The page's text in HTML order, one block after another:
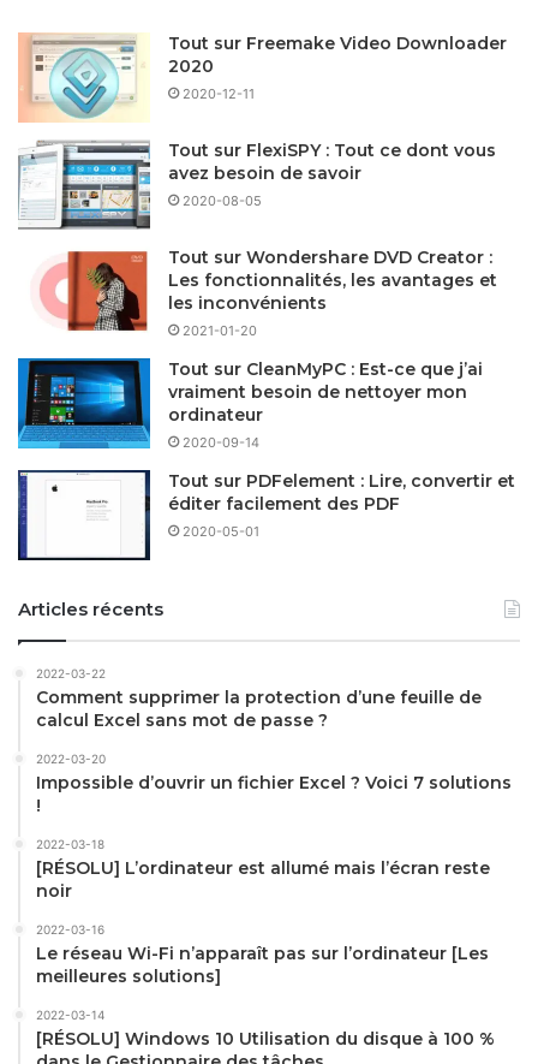
Tout sur Freemake Video Downloader
2020
2020-12-11
Tout sur FlexiSPY : Tout ce dont vous
avez besoin de savoir
2020-08-05
Tout sur Wondershare DVD Creator :
Les fonctionnalités, les avantages et
les inconvénients
2021-01-20
Tout sur CleanMyPC : Est-ce que j’ai
vraiment besoin de nettoyer mon
ordinateur
2020-09-14
Tout sur PDFelement : Lire, convertir et
éditer facilement des PDF
2020-05-01
Articles récents
2022-03-22
Comment supprimer la protection d’une feuille de
calcul Excel sans mot de passe ?
2022-03-20
Impossible d’ouvrir un fichier Excel ? Voici 7 solutions
!
2022-03-18
[RÉSOLU] L’ordinateur est allumé mais l’écran reste
noir
2022-03-16
Le réseau Wi-Fi n’apparaît pas sur l’ordinateur [Les
meilleures solutions]
2022-03-14
[RÉSOLU] Windows 10 Utilisation du disque à 100 %